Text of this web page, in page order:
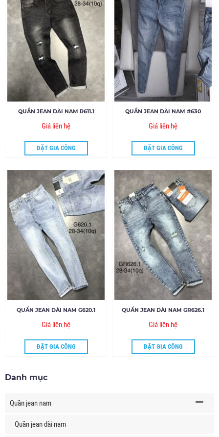
QUẦN JEAN DÀI NAM R611.1
Giá liên hệ
ĐẶT GIA CÔNG
QUẦN JEAN DÀI NAM #630
Giá liên hệ
ĐẶT GIA CÔNG
QUẦN JEAN DÀI NAM G620.1
Giá liên hệ
ĐẶT GIA CÔNG
QUẦN JEAN DÀI NAM GR626.1
Giá liên hệ
ĐẶT GIA CÔNG
Danh mục
Quần jean nam
Quần jean dài nam